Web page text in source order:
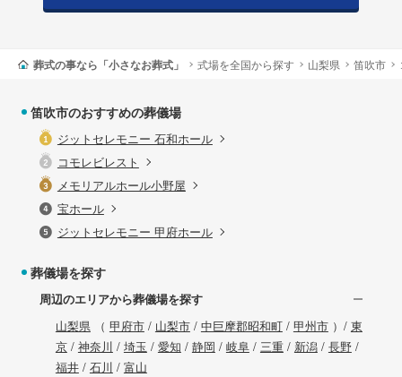
葬式の事なら「小さなお葬式」 式場を全国から探す 山梨県 笛吹市
笛吹市のおすすめの葬儀場
ジットセレモニー 石和ホール
コモレビレスト
メモリアルホール小野屋
宝ホール
ジットセレモニー 甲府ホール
葬儀場を探す
周辺のエリアから葬儀場を探す
山梨県（ 甲府市/ 山梨市/ 中巨摩郡昭和町/ 甲州市）/ 東
京/ 神奈川 / 埼玉 / 愛知 / 静岡 / 岐阜/ 三重/ 新潟/ 長野/
福井/ 石川 / 富山